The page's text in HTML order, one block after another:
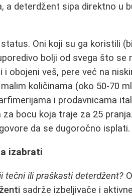
deterdžent sipa direktno u
Oni koji su ga koristili
bolji od svega što se
obojeni veš, pere već na
količinama (oko 50-70
i prodavnicama
bocu koja traje za 25
da se dugoročno isplati.
izabrati
tečni ili praškasti deterdžent?
sadrže izbeljivače i